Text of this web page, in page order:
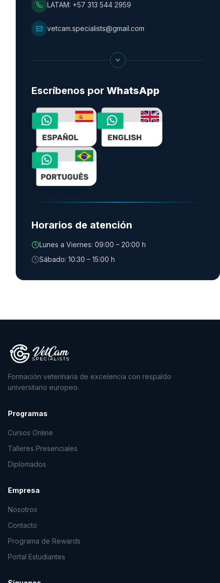
LATAM: +57 313 544 2959
vetcam.specialists@gmail.com
Escríbenos por WhatsApp
Horarios de atención
Lunes a Viernes: 09:00 – 20:00 h
Sábado: 10:30 – 15:00 h
Formación veterinaria de excelencia con respaldo
universitario europeo.
Programas
Cursos Online
Talleres Presenciales
Diplomados
Empresa
Nosotros
Contacto
Programa de Rewards
Portal Estudiantes